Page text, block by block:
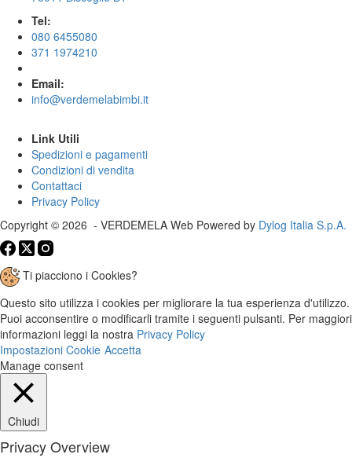
Tel:
080 6455080
371 1974210
Email:
info@verdemelabimbi.it
Link Utili
Spedizioni e pagamenti
Condizioni di vendita
Contattaci
Privacy Policy
Copyright © 2026 - VERDEMELA Web Powered by Dylog Italia S.p.A.
Ti piacciono i Cookies?
Questo sito utilizza i cookies per migliorare la tua esperienza d'utilizzo.
Puoi acconsentire o modificarli tramite i seguenti pulsanti. Per maggiori
informazioni leggi la nostra Privacy Policy
Impostazioni Cookie Accetta
Manage consent
Chiudi
Privacy Overview